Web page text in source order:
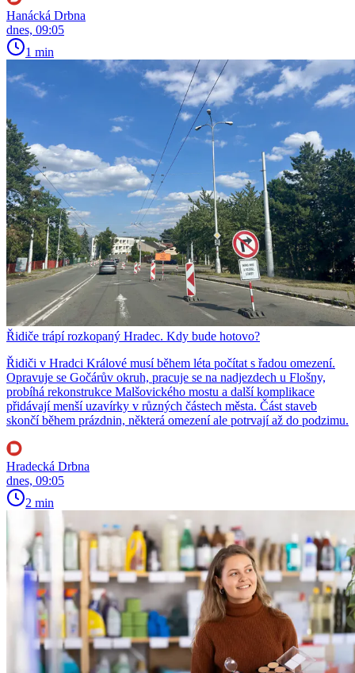
Hanácká Drbna
dnes, 09:05
1 min
Řidiče trápí rozkopaný Hradec. Kdy bude hotovo?
Řidiči v Hradci Králové musí během léta počítat s řadou omezení.
Opravuje se Gočárův okruh, pracuje se na nadjezdech u Flošny,
probíhá rekonstrukce Malšovického mostu a další komplikace
přidávají menší uzavírky v různých částech města. Část staveb
skončí během prázdnin, některá omezení ale potrvají až do podzimu.
Hradecká Drbna
dnes, 09:05
2 min